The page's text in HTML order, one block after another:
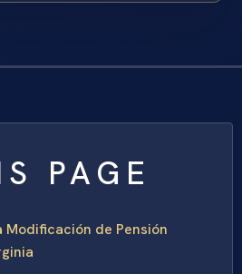
PAGE
Modificación de Pensión